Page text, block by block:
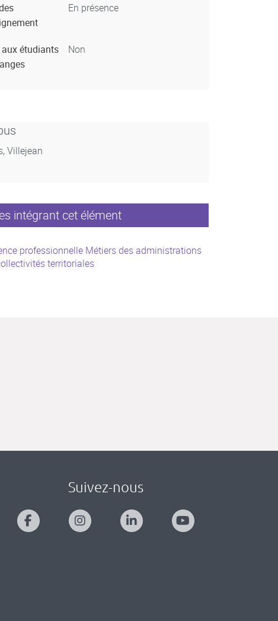
En présence
aux étudiants
Non
Villejean
intégrant cet élément
professionnelle Métiers des administrations
territoriales
Suivez-nous